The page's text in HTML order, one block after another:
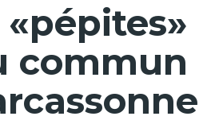
commun